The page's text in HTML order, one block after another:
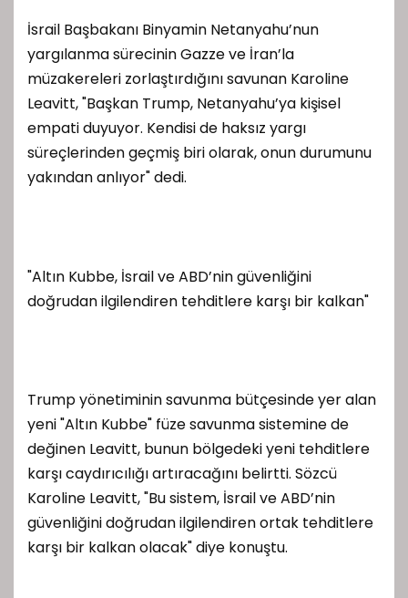
İsrail Başbakanı Binyamin Netanyahu’nun
yargılanma sürecinin Gazze ve İran’la
müzakereleri zorlaştırdığını savunan Karoline
Leavitt, "Başkan Trump, Netanyahu’ya kişisel
empati duyuyor. Kendisi de haksız yargı
süreçlerinden geçmiş biri olarak, onun durumunu
yakından anlıyor" dedi.
"Altın Kubbe, İsrail ve ABD’nin güvenliğini
doğrudan ilgilendiren tehditlere karşı bir kalkan"
Trump yönetiminin savunma bütçesinde yer alan
yeni "Altın Kubbe" füze savunma sistemine de
değinen Leavitt, bunun bölgedeki yeni tehditlere
karşı caydırıcılığı artıracağını belirtti. Sözcü
Karoline Leavitt, "Bu sistem, İsrail ve ABD’nin
güvenliğini doğrudan ilgilendiren ortak tehditlere
karşı bir kalkan olacak" diye konuştu.